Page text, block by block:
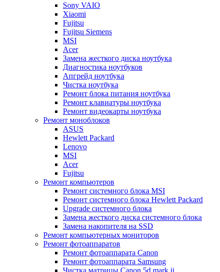
Sony VAIO
Xiaomi
Fujitsu
Fujitsu Siemens
MSI
Acer
Замена жесткого диска ноутбука
Диагностика ноутбуков
Апгрейд ноутбука
Чистка ноутбука
Ремонт блока питания ноутбука
Ремонт клавиатуры ноутбука
Ремонт видеокарты ноутбука
Ремонт моноблоков
ASUS
Hewlett Packard
Lenovo
MSI
Acer
Fujitsu
Ремонт компьютеров
Ремонт системного блока MSI
Ремонт системного блока Hewlett Packard
Upgrade системного блока
Замена жесткого диска системного блока
Замена накопителя на SSD
Ремонт компьютерных мониторов
Ремонт фотоаппаратов
Ремонт фотоаппарата Canon
Ремонт фотоаппарата Samsung
Чистка матрицы Canon 5d mark ii